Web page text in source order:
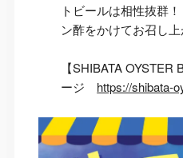
トビールは相性抜群
ン酢をかけてお召し上
【SHIBATA
ージ https://shibata-